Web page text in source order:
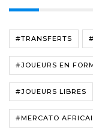
#TRANSFERTS
#JOUEURS EN
#JOUEURS LIBRES
#MERCATO